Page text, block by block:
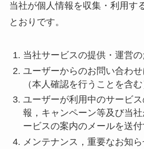
当社が個人情報を収集・利用す
とおりです。
当社サービスの提供・運営
ユーザーからのお問い合わ
（本人確認を行うことを含む
ユーザーが利用中のサービ
報，キャンペーン等及び当
ービスの案内のメールを送
メンテナンス，重要なお知